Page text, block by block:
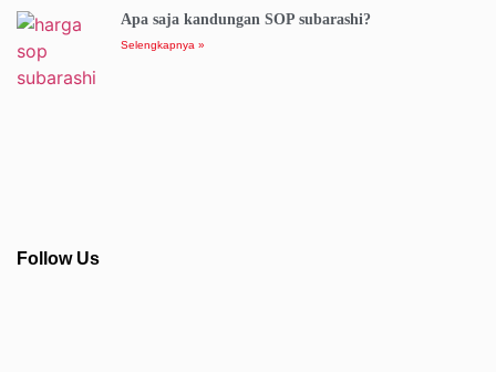
Apa saja kandungan SOP subarashi?
Selengkapnya »
Follow Us